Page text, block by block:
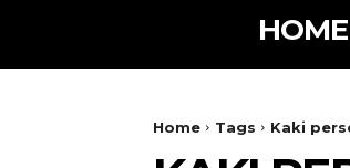
HOME
Home Tags Kaki